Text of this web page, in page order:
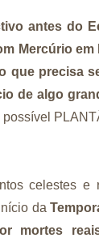
antes do
Mercúrio
que precisa
de algo
celestes
da
mortes